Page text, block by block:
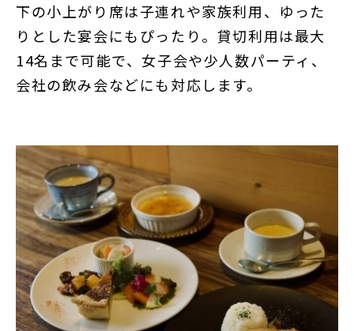
下の小上がり席は子連れや家族利用、ゆった
りとした宴会にもぴったり。貸切利用は最大
14名まで可能で、女子会や少人数パーティ、
会社の飲み会などにも対応します。